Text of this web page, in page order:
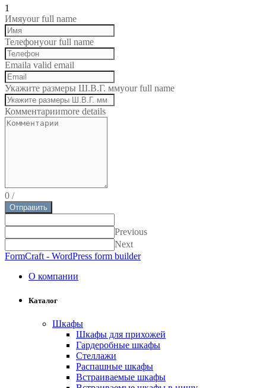
1
Имяyour full name
Телефонyour full name
Emaila valid email
Укажите размеры Ш.В.Г. ммyour full name
Комментарииmore details
0 /
Отправить
Previous
Next
FormCraft - WordPress form builder
О компании
Каталог
Шкафы
Шкафы для прихожей
Гардеробные шкафы
Стеллажи
Распашные шкафы
Встраиваемые шкафы